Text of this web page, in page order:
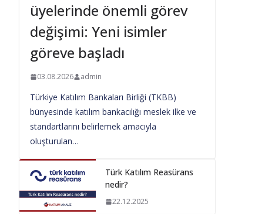
üyelerinde önemli görev
değişimi: Yeni isimler
göreve başladı
03.08.2026 admin
Türkiye Katılım Bankaları Birliği (TKBB)
bünyesinde katılım bankacılığı meslek ilke ve
standartlarını belirlemek amacıyla
oluşturulan…
Türk Katılım Reasürans
nedir?
22.12.2025